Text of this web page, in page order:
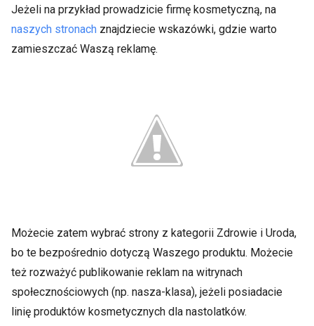
Jeżeli na przykład prowadzicie firmę kosmetyczną, na
naszych stronach znajdziecie wskazówki, gdzie warto
zamieszczać Waszą reklamę.
Możecie zatem wybrać strony z kategorii Zdrowie i Uroda,
bo te bezpośrednio dotyczą Waszego produktu. Możecie
też rozważyć publikowanie reklam na witrynach
społecznościowych (np. nasza-klasa), jeżeli posiadacie
linię produktów kosmetycznych dla nastolatków.